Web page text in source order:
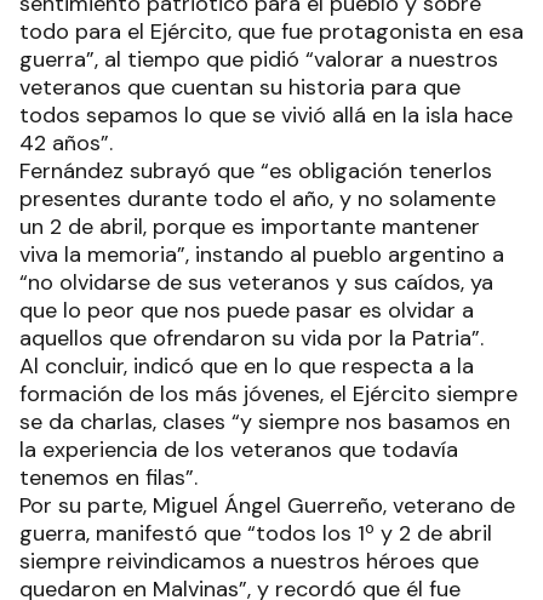
todo para el Ejército, que fue protagonista en esa
guerra”, al tiempo que pidió “valorar a nuestros
veteranos que cuentan su historia para que
todos sepamos lo que se vivió allá en la isla hace
42 años”.
Fernández subrayó que “es obligación tenerlos
presentes durante todo el año, y no solamente
un 2 de abril, porque es importante mantener
viva la memoria”, instando al pueblo argentino a
“no olvidarse de sus veteranos y sus caídos, ya
que lo peor que nos puede pasar es olvidar a
aquellos que ofrendaron su vida por la Patria”.
Al concluir, indicó que en lo que respecta a la
formación de los más jóvenes, el Ejército siempre
se da charlas, clases “y siempre nos basamos en
la experiencia de los veteranos que todavía
tenemos en filas”.
Por su parte, Miguel Ángel Guerreño, veterano de
guerra, manifestó que “todos los 1º y 2 de abril
siempre reivindicamos a nuestros héroes que
quedaron en Malvinas”, y recordó que él fue